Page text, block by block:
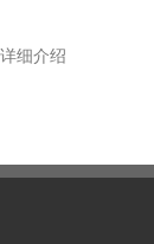
细介绍